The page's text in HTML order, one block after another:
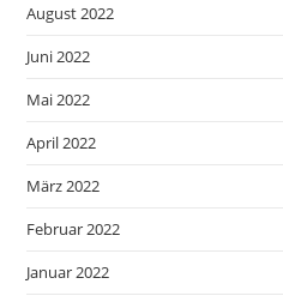
August 2022
Juni 2022
Mai 2022
April 2022
März 2022
Februar 2022
Januar 2022